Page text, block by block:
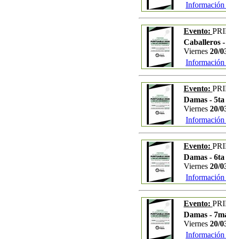
Información
Evento:
Caballeros
Viernes 20/
Información
Evento:
Damas - 5ta
Viernes 20/
Información
Evento:
Damas - 6ta
Viernes 20/
Información
Evento:
Damas -
Viernes 20/
Información